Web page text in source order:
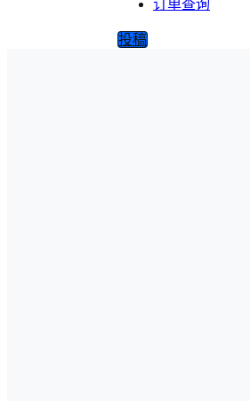
订单查询
投稿